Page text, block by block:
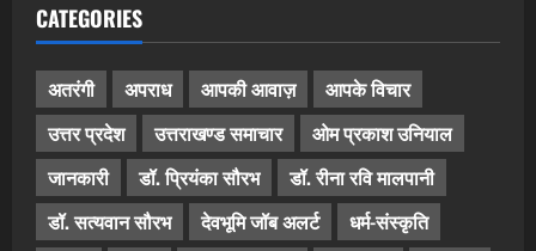
CATEGORIES
अतरंगी अपराध आपकी आवाज़
आपके विचार
उत्तर प्रदेश
उत्तराखण्ड समाचार
ओम प्रकाश उनियाल
जानकारी
डॉ. प्रियंका सौरभ
डॉ. रीना रवि मालपानी
डॉ. सत्यवान सौरभ
देवभूमि जॉब अलर्ट धर्म-संस्कृति